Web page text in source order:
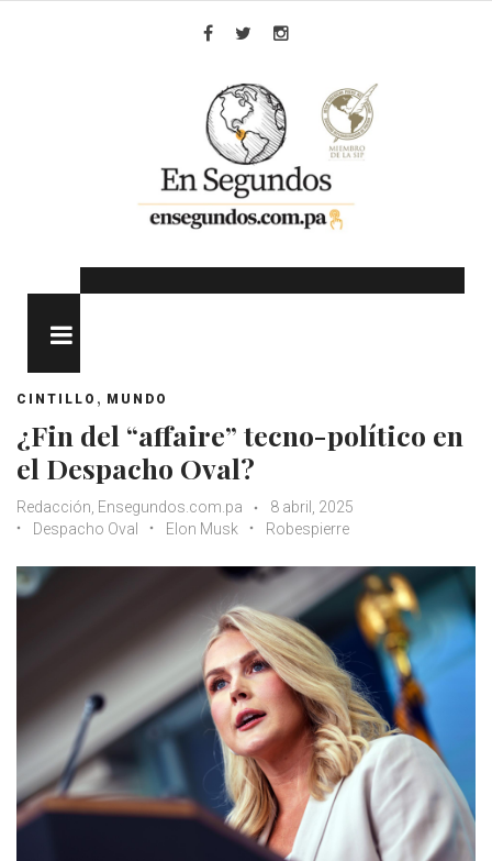
CINTILLO , MUNDO
¿Fin del “affaire” tecno-político en
el Despacho Oval?
Redacción, Ensegundos.com.pa
8 abril, 2025
Despacho Oval
Elon Musk Robespierre